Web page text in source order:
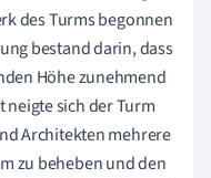
des Turms begonnen
bestand darin, dass
Höhe zunehmend
neigte sich der Turm
Architekten mehrere
zu beheben und den